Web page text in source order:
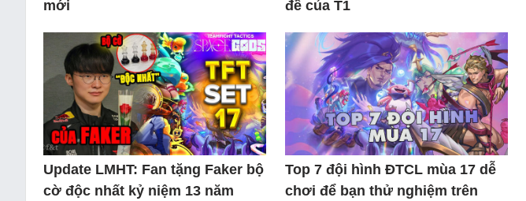
mới
đề của T1
Update LMHT: Fan tặng Faker bộ
cờ độc nhất kỷ niệm 13 năm
Top 7 đội hình ĐTCL mùa 17 dễ
chơi để bạn thử nghiệm trên